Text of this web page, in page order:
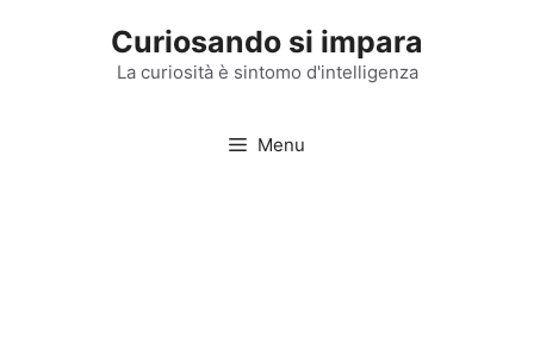
Curiosando si impara
La curiosità è sintomo d'intelligenza
Menu